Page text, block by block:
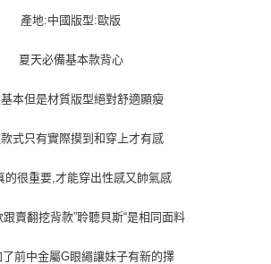
產地:中國版型:歐版
夏天必備基本款背心
本但是材質版型絕對舒適顯瘦
式只有實際摸到和穿上才有感
的很重要,才能穿出性感又帥氣感
賣翻挖背款”聆聽貝斯“是相同面料
前中金屬G眼繩讓妹子有新的擇